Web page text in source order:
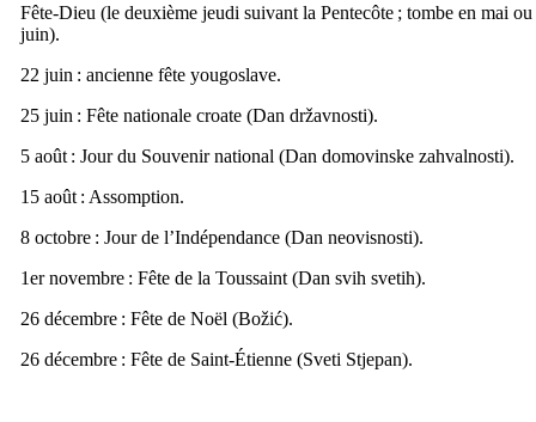
Fête-Dieu (le deuxième jeudi suivant la Pentecôte ; tombe en mai ou
juin).
22 juin : ancienne fête yougoslave.
25 juin : Fête nationale croate (Dan državnosti).
5 août : Jour du Souvenir national (Dan domovinske zahvalnosti).
15 août : Assomption.
8 octobre : Jour de l’Indépendance (Dan neovisnosti).
1er novembre : Fête de la Toussaint (Dan svih svetih).
26 décembre : Fête de Noël (Božić).
26 décembre : Fête de Saint-Étienne (Sveti Stjepan).